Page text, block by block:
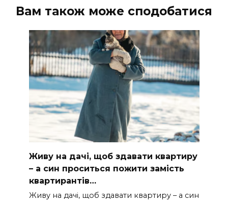
Вам також може сподобатися
Живу на дачі, щоб здавати квартиру
– а син проситься пожити замість
квартирантів…
Живу на дачі, щоб здавати квартиру – а син